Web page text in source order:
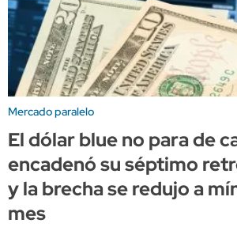
Mercado paralelo
El dólar blue no para de
encadenó su séptimo
y la brecha se redujo a
mes